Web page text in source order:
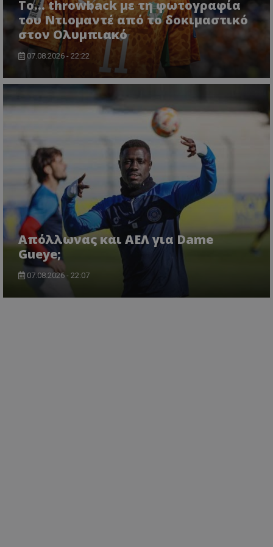
Το... throwback με τη φωτογραφία
του Ντιομαντέ από το δοκιμαστικό
στον Ολυμπιακό
07.08.2026 - 22:22
Απόλλωνας και ΑΕΛ για Dame
Gueye;
07.08.2026 - 22:07